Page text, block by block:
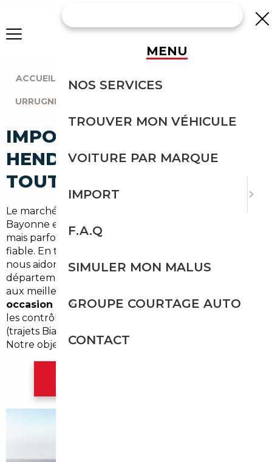
ACCUEIL AGENCE BORDEAUX
URRUGNE (64700)
IMPORT VOITURE À
HENDAYE : IMPORTEZ EN
TOUTE SÉCURITÉ
Le marché automobile du Pays Basque, entre
Bayonne et la frontière espagnole, est dynamique
mais parfois contraignant pour trouver une affaire
fiable. En tant que
nous aidons les particuliers de la commune et du
département des
aux meilleures offres. Spécialisés dans l'
occasion Urrugne, nous maîtrisons les démarches,
les contrôles et les spécificités locales de mobilité
(trajets Biarritz, Hendaye, navettes vers l'Espagne).
Notre objectif : sécuriser votre achat au meilleur prix.
MENU
NOS SERVICES
TROUVER MON VÉHICULE
VOITURE PAR MARQUE
IMPORT
F.A.Q
SIMULER MON MALUS
GROUPE COURTAGE AUTO
CONTACT